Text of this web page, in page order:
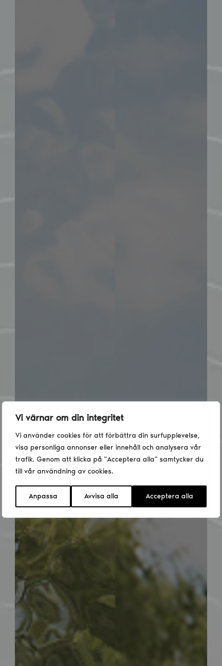
Vi värnar om din integritet
Vi använder cookies för att förbättra din surfupplevelse,
visa personliga annonser eller innehåll och analysera vår
trafik. Genom att klicka på "Acceptera alla" samtycker du
till vår användning av cookies.
Anpassa Avvisa alla Acceptera alla